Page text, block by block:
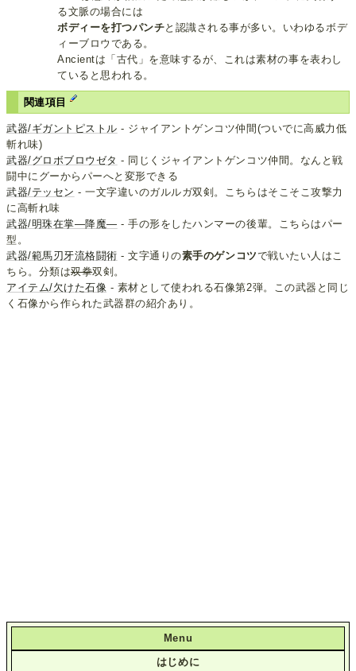
る文脈の場合には
ボディーを打つパンチと認識される事が多い。いわゆるボデ
ィーブロウである。
Ancientは「古代」を意味するが、これは素材の事を表わし
ていると思われる。
関連項目
武器/ギガントピストル - ジャイアントゲンコツ仲間(ついでに高威力低
斬れ味)
武器/グロボブロウゼタ - 同じくジャイアントゲンコツ仲間。なんと戦
闘中にグーからパーへと変形できる
武器/テッセン - 一文字違いのガルルガ双剣。こちらはそこそこ攻撃力
に高斬れ味
武器/明珠在掌―降魔― - 手の形をしたハンマーの後輩。こちらはパー
型。
武器/範馬刃牙流格闘術 - 文字通りの素手のゲンコツで戦いたい人はこ
ちら。分類は双拳双剣。
アイテム/欠けた石像 - 素材として使われる石像第2弾。この武器と同じ
く石像から作られた武器群の紹介あり。
Menu
はじめに